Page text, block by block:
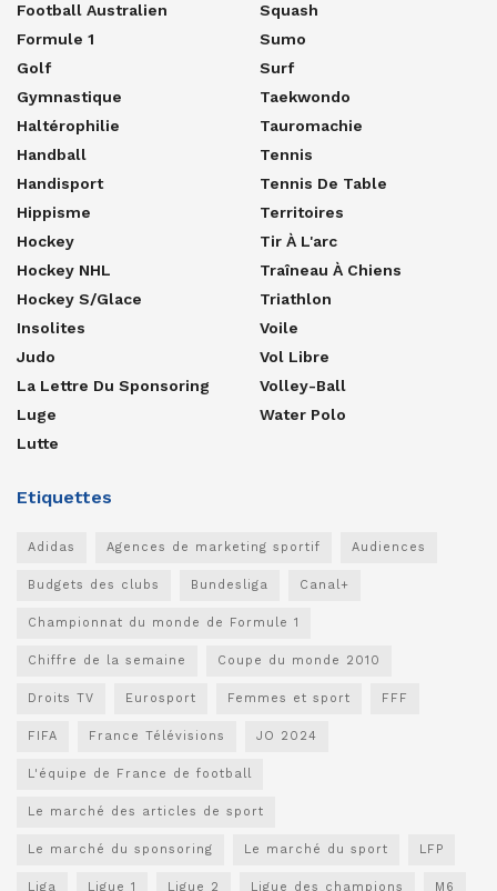
Football Australien
Formule 1
Golf
Gymnastique
Haltérophilie
Handball
Handisport
Hippisme
Hockey
Hockey NHL
Hockey S/glace
Insolites
Judo
La Lettre Du Sponsoring
Luge
Lutte
Squash
Sumo
Surf
Taekwondo
Tauromachie
Tennis
Tennis De Table
Territoires
Tir À L'arc
Traîneau À Chiens
Triathlon
Voile
Vol Libre
Volley-Ball
Water Polo
Etiquettes
Adidas Agences de marketing sportif Audiences
Budgets des clubs Bundesliga Canal+
Championnat du monde de Formule 1
Chiffre de la semaine Coupe du monde 2010
Droits TV Eurosport Femmes et sport FFF
FIFA France Télévisions JO 2024
L'équipe de France de football
Le marché des articles de sport
Le marché du sponsoring Le marché du sport LFP
Liga Ligue 1 Ligue 2 Ligue des champions M6